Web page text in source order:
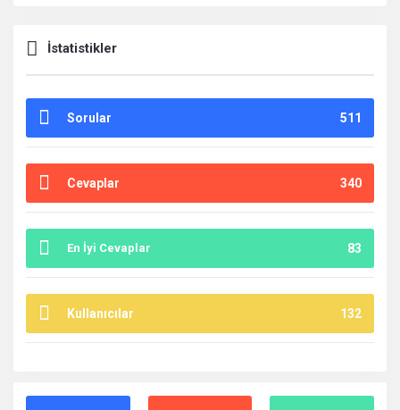
İstatistikler
Sorular 511
Cevaplar 340
En İyi Cevaplar 83
Kullanıcılar 132